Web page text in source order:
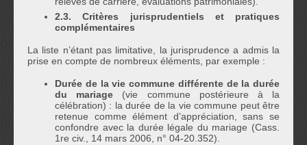
2.3. Critères jurisprudentiels et pratiques
complémentaires
La liste n’étant pas limitative, la jurisprudence a admis la
prise en compte de nombreux éléments, par exemple :
Durée de la vie commune différente de la durée
du mariage (vie commune postérieure à la
célébration) : la durée de la vie commune peut être
retenue comme élément d’appréciation, sans se
confondre avec la durée légale du mariage (Cass.
1re civ., 14 mars 2006, n° 04-20.352).